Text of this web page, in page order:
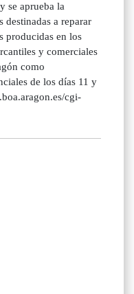
se aprueba la
destinadas a reparar
producidas en los
y comerciales
como
de los días 11 y
cgi-